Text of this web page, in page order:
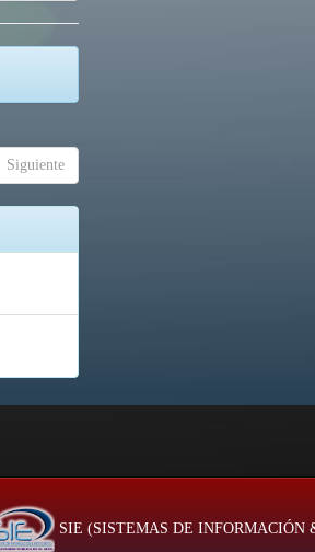
Siguiente
SIE (SISTEMAS DE INFORMACIÓN